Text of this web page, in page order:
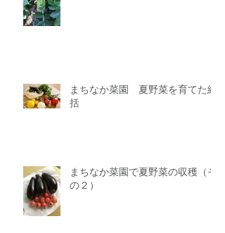
まちなか菜園 夏野菜を育てた総
括
まちなか菜園で夏野菜の収穫（そ
の２）